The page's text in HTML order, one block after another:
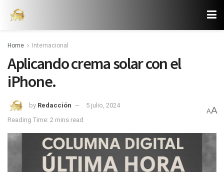
Home Internacional
Aplicando crema solar con el
iPhone.
by Redacción
5 julio, 2024
Reading Time: 2 mins read
AA